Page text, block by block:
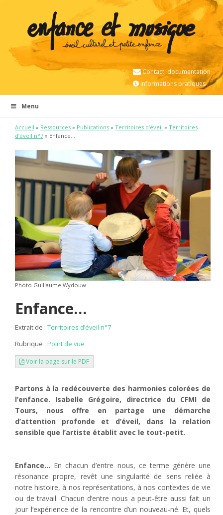
Contact, documentation
Informations pratiques
Menu
Accueil » Ressources » Publications » Territoires d’éveil » Territoires
d’éveil n°7 » Enfance…
Photo Guillaume Wydouw
Enfance…
Extrait de : Territoires d’éveil n°7
Rubrique : Point de vue
Voir la page sur le PDF
Partons à la redécouverte des harmonies colorées de
l’enfance. Isabelle Grégoire, directrice du CFMI de
Tours, nous offre en partage une démarche
d’attention profonde et d’éveil, dans la relation
sensible que l’artiste établit avec le tout-petit.
Enfance… En chacun d’entre nous, ce terme génère une
résonance propre, revêt une singularité de sens reliée à
notre histoire, à nos représentations, à nos contextes de vie
ou de travail. Chacun d’entre nous a peut-être aussi fait un
jour l’expérience de la rencontre d’un nouveau-né. Et, quels